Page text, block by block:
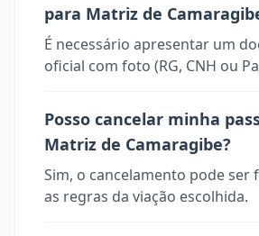
para Matriz de
É necessário apresentar um
oficial com foto (RG, CNH ou
Posso cancelar minha
Matriz de Camaragibe?
Sim, o cancelamento pode
as regras da viação escolhida.